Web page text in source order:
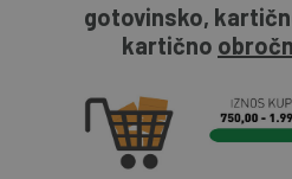
gotovinsko,
kartično